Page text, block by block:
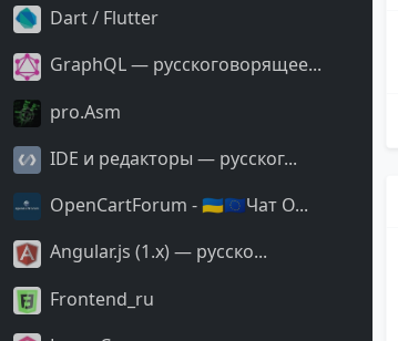
Dart / Flutter
GraphQL — русскоговорящее...
pro.Asm
IDE и редакторы — русског...
OpenCartForum - 🇺🇦🇪🇺Чат O...
Angular.js (1.x) — русско...
Frontend_ru